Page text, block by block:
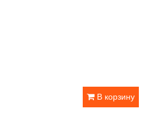
В корзину